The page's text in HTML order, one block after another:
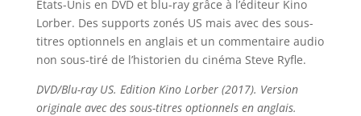
Etats-Unis en DVD et blu-ray grâce à l’éditeur Kino
Lorber. Des supports zonés US mais avec des sous-
titres optionnels en anglais et un commentaire audio
non sous-tiré de l’historien du cinéma Steve Ryfle.
DVD/Blu-ray US. Edition Kino Lorber (2017). Version
originale avec des sous-titres optionnels en anglais.